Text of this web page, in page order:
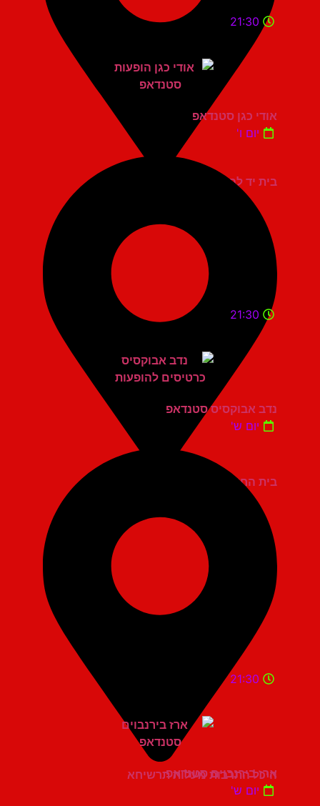
בית יד לבנים אשדוד
21:30
אודי כגן סטנדאפ
יום ו'
בית החייל תל אביב
21:30
נדב אבוקסיס סטנדאפ
יום ש'
היכל התרבות מעלות תרשיחא
21:30
ארז בירנבוים סטנדאפ
יום ש'